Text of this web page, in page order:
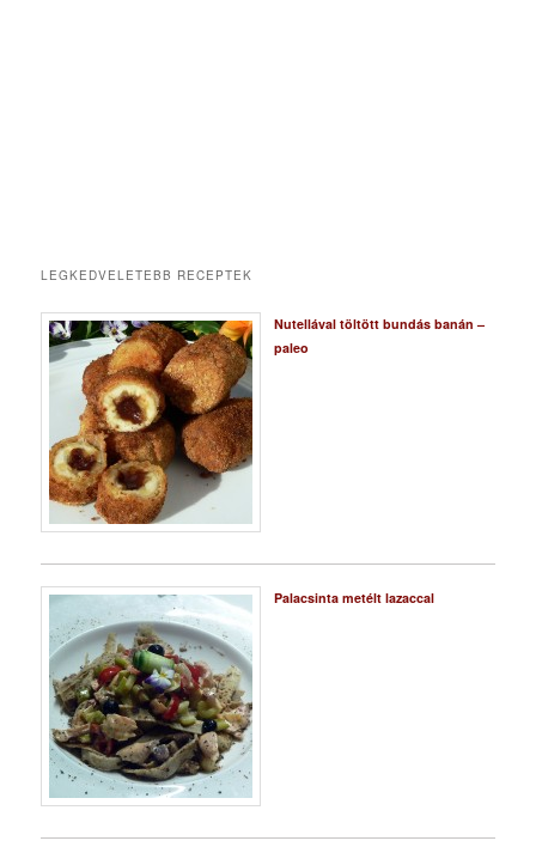
LEGKEDVELETEBB RECEPTEK
Nutellával töltött bundás banán –
paleo
Palacsinta metélt lazaccal